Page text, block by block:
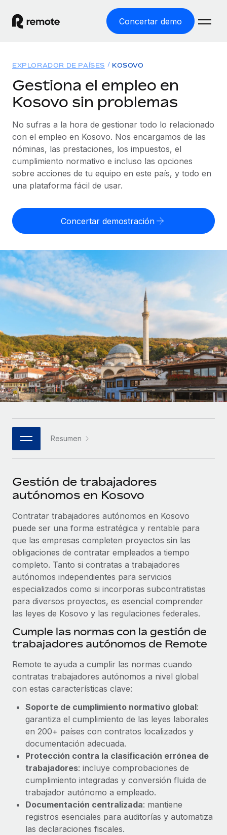
Concertar demo
EMPLEO GLOBAL
Nómina global
Gestiona las nóminas de forma sencilla y conforme a la
legalidad.
Employer of Record
Expándete en todo el mundo sin gastar en entidades.
cumpliendo la normativa.
Integra y gestiona a autónomos globalmente.
PEO
Externaliza tareas laborales complejas.
Conexión Remote
Integra los RR. HH. en tus flujos de trabajo sin
complicaciones.
Plataforma
Funciones esenciales de RR. HH. integradas para tu
Conectar
Conecta cualquier herramienta de IA con Remote
Optimiza los procesos con herramientas empresariales
esenciales.
SERVICIOS
Pregunta a un experto
Obtén ayuda de gente experta en RR. HH. globales
y cumplimiento normativo.
Comprobaciones de antecedentes
Simplifica los procesos de cribado de candidatos.
Cumplimiento normativo
Adelántate a los riesgos de cumplimiento
Gestión de dispositivos
Proporciona dispositivos tecnológicos y contrólalos
en todo el mundo.
Apertura de entidades
Abre entidades conforme a la legalidad enseguida.
Movilidad y reubicación
Reubica a los empleados con facilidad.
Prestaciones
Gestiona las prestaciones de los empleados sin
complicaciones.
Soluciones
COBERTURA MUNDIAL
Explorador de países
Consulta el soporte del empleo global según el país.
Explorador estatal de EE. UU.
Simplifica la contratación en todos los estados de EE.
Comparador de Remote
Compáranos con otras empresas.
ETAPAS DE CRECIMIENTO
Startups
Soluciones ágiles de RR. HH. globales y nóminas para
empresas en crecimiento.
Mediana empresa
Amplía tu equipo con soluciones de RR. HH.
personalizadas.
Empresa
RR. HH. globales para grandes empresas.
ASOCIARSE
Socios tecnológicos estratégicos
Integra la gestión de los RR. HH. globales en tu
Asociarse
Descubre oportunidades de colaborar con nosotros.
Remote Build Próximamente
Consultoría de integraciones y automatización con IA.
CASOS PRÁCTICOS
Recursos
HERRAMIENTAS Y CALCULADORAS
Calculadora del riesgo de clasificación errónea
Consulta el riesgo de clasificación errónea por país.
cualquier país.
Descubre opciones de divisas y tiempos de pago para
autónomos globales.
APRENDIZAJE CON REMOTE
Casos prácticos
Glosario de RR. HH.
Listas de verificación y plantillas
Biblioteca de descripciones de puestos
Webinarios
Información sobre salarios y talento
Obtén ayuda
Consulta todos los recursos
Nómina global
Contractor Management
Impuestos
Explora el blog
BLOG
Novedades de producto de Remote:
Integraciones con Gusto y Xero y Contractor
Management Plus
La misión de Remote sigue siendo ayudar a empresas de
todos los tamaños a contratar, gestionar y...
Más información
Precios
English
Nederlands
Français
Deutsch
Italiano
Português (Portugal)
日本語
한국어
中文（简体）
EXPLORADOR DE PAÍSES KOSOVO
Gestiona el empleo en
Kosovo sin problemas
No sufras a la hora de gestionar todo lo relacionado
con el empleo en Kosovo. Nos encargamos de las
nóminas, las prestaciones, los impuestos, el
cumplimiento normativo e incluso las opciones
sobre acciones de tu equipo en este país, y todo en
una plataforma fácil de usar.
Concertar demostración
Resumen
Gestión de trabajadores
autónomos en Kosovo
Contratar trabajadores autónomos en Kosovo
puede ser una forma estratégica y rentable para
que las empresas completen proyectos sin las
obligaciones de contratar empleados a tiempo
completo. Tanto si contratas a trabajadores
autónomos independientes para servicios
especializados como si incorporas subcontratistas
para diversos proyectos, es esencial comprender
las leyes de Kosovo y las regulaciones federales.
Cumple las normas con la gestión de
trabajadores autónomos de Remote
Remote te ayuda a cumplir las normas cuando
contratas trabajadores autónomos a nivel global
con estas características clave:
Soporte de cumplimiento normativo global:
garantiza el cumplimiento de las leyes laborales
en 200+ países con contratos localizados y
documentación adecuada.
Protección contra la clasificación errónea de
trabajadores: incluye comprobaciones de
cumplimiento integradas y conversión fluida de
trabajador autónomo a empleado.
Documentación centralizada: mantiene
registros esenciales para auditorías y automatiza
las declaraciones fiscales.